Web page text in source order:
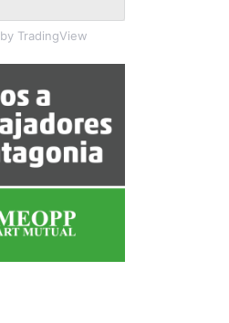
by TradingView